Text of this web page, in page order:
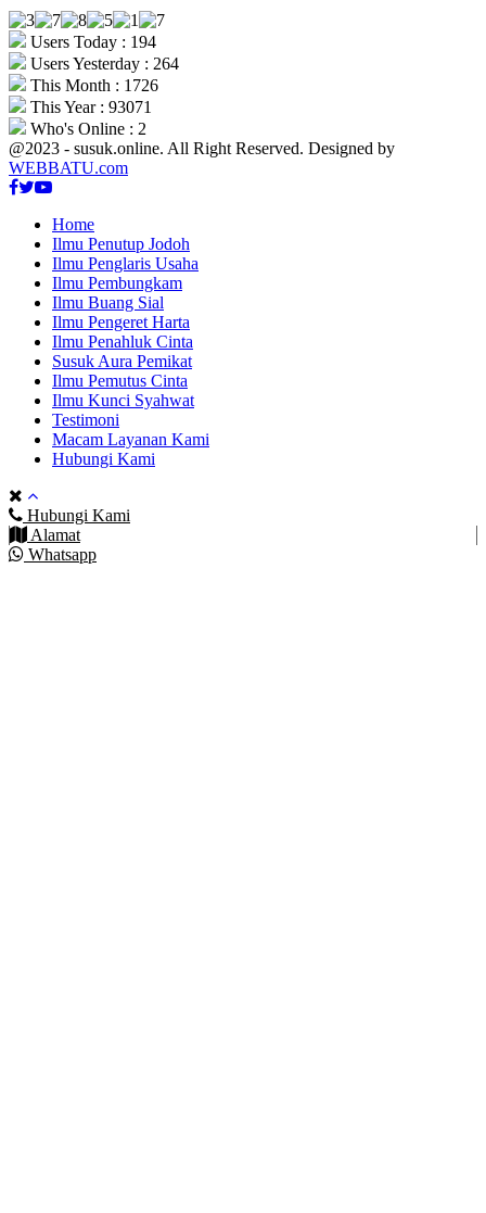
Users Today : 194
Users Yesterday : 264
This Month : 1726
This Year : 93071
Who's Online : 2
@2023 - susuk.online. All Right Reserved. Designed by
WEBBATU.com
Facebook
Twitter
Youtube
Home
Ilmu Penutup Jodoh
Ilmu Penglaris Usaha
Ilmu Pembungkam
Ilmu Buang Sial
Ilmu Pengeret Harta
Ilmu Penahluk Cinta
Susuk Aura Pemikat
Ilmu Pemutus Cinta
Ilmu Kunci Syahwat
Testimoni
Macam Layanan Kami
Hubungi Kami
Hubungi Kami
Alamat
Whatsapp